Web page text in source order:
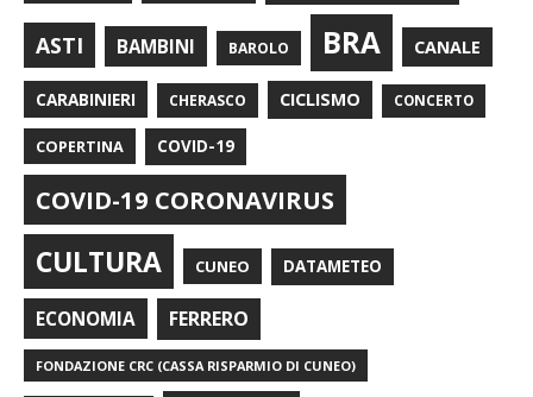
ASTI BAMBINI BAROLO BRA CANALE
CARABINIERI CHERASCO CICLISMO CONCERTO
COPERTINA COVID-19
COVID-19 CORONAVIRUS
CULTURA CUNEO DATAMETEO
ECONOMIA FERRERO
FONDAZIONE CRC (CASSA RISPARMIO DI CUNEO)